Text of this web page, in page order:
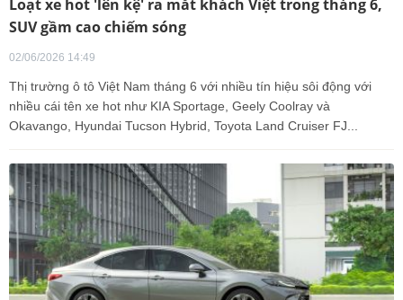
Loạt xe hot 'lên kệ' ra mắt khách Việt trong tháng 6,
SUV gầm cao chiếm sóng
02/06/2026 14:49
Thị trường ô tô Việt Nam tháng 6 với nhiều tín hiệu sôi động với
nhiều cái tên xe hot như KIA Sportage, Geely Coolray và
Okavango, Hyundai Tucson Hybrid, Toyota Land Cruiser FJ...